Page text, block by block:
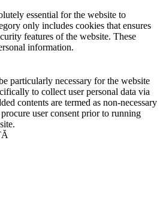
essential for the website to
only includes cookies that ensures
features of the website. These
information.
particularly necessary for the website
to collect user personal data via
contents are termed as non-necessary
user consent prior to running